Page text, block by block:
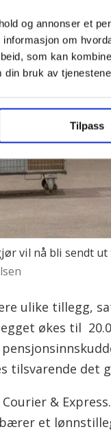
og annonser et
om
som kan
din bruk av
Tilpass
vil nå bli sendt
ulike tillegg,
økes til
tilsvarende det
&
et